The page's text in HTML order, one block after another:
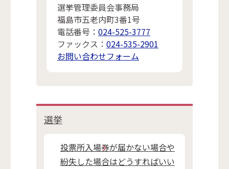
選挙管理委員会事務局
福島市五老内町3番1号
電話番号： 024-525-3777
ファックス： 024-535-2901
お問い合わせフォーム
選挙
投票所入場券が届かない場合や
紛失した場合はどうすればいい